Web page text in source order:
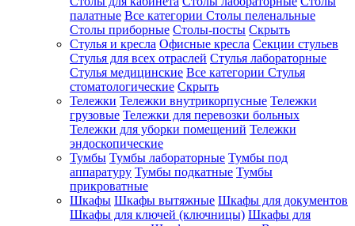
палатные Все категории Столы пеленальные
Столы приборные Столы-посты Скрыть
Стулья и кресла Офисные кресла Секции стульев
Стулья для всех отраслей Стулья лабораторные
Стулья медицинские Все категории Стулья
стоматологические Скрыть
Тележки Тележки внутрикорпусные Тележки
грузовые Тележки для перевозки больных
Тележки для уборки помещений Тележки
эндоскопические
Тумбы Тумбы лабораторные Тумбы под
аппаратуру Тумбы подкатные Тумбы
прикроватные
Шкафы Шкафы вытяжные Шкафы для документов
Шкафы для ключей (ключницы) Шкафы для